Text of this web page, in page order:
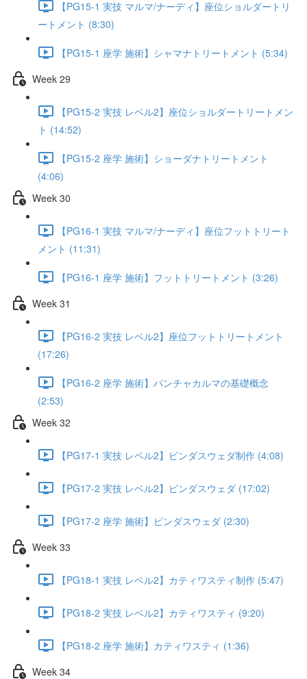
【PG15-1 実技 マルマ/ナーディ】座位ショルダートリ
ートメント (8:30)
【PG15-1 座学 施術】シャマナトリートメント (5:34)
Week 29
【PG15-2 実技 レベル2】座位ショルダートリートメン
ト (14:52)
【PG15-2 座学 施術】ショーダナトリートメント
(4:06)
Week 30
【PG16-1 実技 マルマ/ナーディ】座位フットトリート
メント (11:31)
【PG16-1 座学 施術】フットトリートメント (3:26)
Week 31
【PG16-2 実技 レベル2】座位フットトリートメント
(17:26)
【PG16-2 座学 施術】パンチャカルマの基礎概念
(2:53)
Week 32
【PG17-1 実技 レベル2】ピンダスウェダ制作 (4:08)
【PG17-2 実技 レベル2】ピンダスウェダ (17:02)
【PG17-2 座学 施術】ピンダスウェダ (2:30)
Week 33
【PG18-1 実技 レベル2】カティワスティ制作 (5:47)
【PG18-2 実技 レベル2】カティワスティ (9:20)
【PG18-2 座学 施術】カティワスティ (1:36)
Week 34